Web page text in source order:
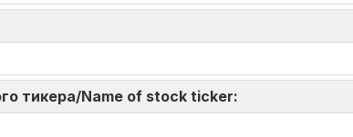
тикера/Name of stock ticker: